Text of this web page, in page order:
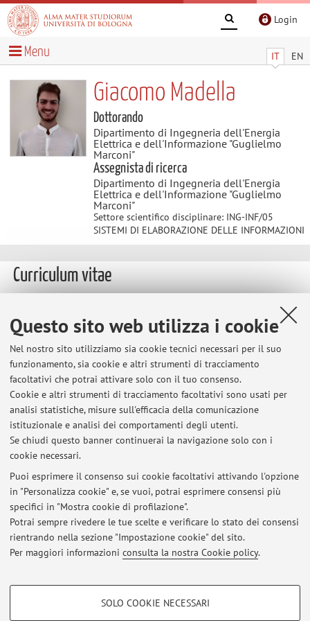
Questo sito web utilizza i cookie
Nel nostro sito utilizziamo sia cookie tecnici necessari per il suo
funzionamento, sia cookie e altri strumenti di tracciamento
facoltativi che potrai attivare solo con il tuo consenso.
Cookie e altri strumenti di tracciamento facoltativi sono usati per
analisi statistiche, misure sull'efficacia della comunicazione
istituzionale e analisi dei comportamenti degli utenti.
Se chiudi questo banner continuerai la navigazione solo con i
cookie necessari.
Puoi esprimere il consenso sui cookie facoltativi attivando l'opzione
in "Personalizza cookie" e, se vuoi, potrai esprimere consensi più
specifici in "Mostra cookie di profilazione".
Potrai sempre rivedere le tue scelte e verificare lo stato dei consensi
rientrando nella sezione "Impostazione cookie" del sito.
Per maggiori informazioni consulta la nostra Cookie policy.
COOKIE DI PROFILAZIONE - FACOLTATIVI
SOLO COOKIE NECESSARI
Login
IT EN
Menu
Giacomo Madella
Dottorando
Dipartimento di Ingegneria dell'Energia
Elettrica e dell'Informazione "Guglielmo
Marconi"
Assegnista di ricerca
Dipartimento di Ingegneria dell'Energia
Elettrica e dell'Informazione "Guglielmo
Marconi"
Settore scientifico disciplinare: ING-INF/05
SISTEMI DI ELABORAZIONE DELLE INFORMAZIONI
Curriculum vitae
Dottorando | Università di Bologna | Novembre 2023 -
presente
Formazione
Laurea Magistrale con lode in Computer Engineering il
21/10/2023 presso l'Università di Bologna.
Laurea Triennale in Ingegneria Informatica 15/04/2021
presso l'Università di Modena e Reggio Emilia.
Ultimi avvisi
Al momento non sono presenti avvisi.
Area riservata